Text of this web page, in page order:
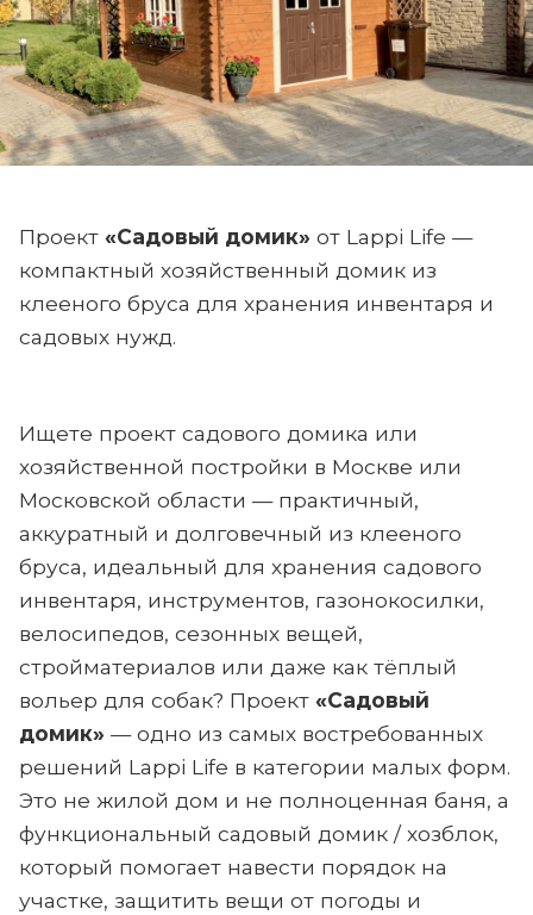
Проект «Садовый домик» от Lappi Life —
компактный хозяйственный домик из
клееного бруса для хранения инвентаря и
садовых нужд.
Ищете проект садового домика или
хозяйственной постройки в Москве или
Московской области — практичный,
аккуратный и долговечный из клееного
бруса, идеальный для хранения садового
инвентаря, инструментов, газонокосилки,
велосипедов, сезонных вещей,
стройматериалов или даже как тёплый
вольер для собак? Проект «Садовый
домик» — одно из самых востребованных
решений Lappi Life в категории малых форм.
Это не жилой дом и не полноценная баня, а
функциональный садовый домик / хозблок,
который помогает навести порядок на
участке, защитить вещи от погоды и